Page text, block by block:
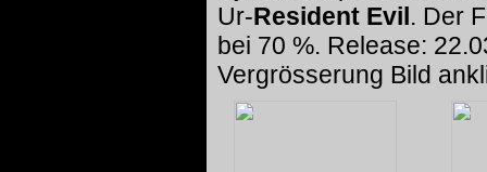
Ur-Resident Evil. Der
bei 70 %. Release:
Vergrösserung Bild